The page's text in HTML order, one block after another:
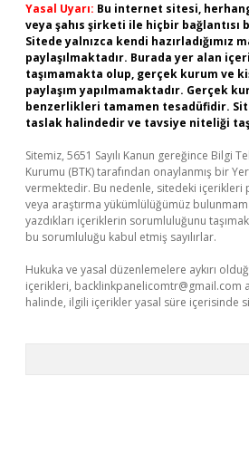
Yasal Uyarı: Bu internet sitesi,
veya şahıs şirketi ile hiçbir bağlantısı
Sitede yalnızca kendi hazırladığımız
paylaşılmaktadır. Burada yer alan
taşımamakta olup, gerçek kurum ve
paylaşım yapılmamaktadır. Gerçek
benzerlikleri tamamen tesadüfidir.
taslak halindedir ve tavsiye niteliği
Sitemiz, 5651 Sayılı Kanun gereğince Bilgi
Kurumu (BTK) tarafından onaylanmış bir
vermektedir. Bu nedenle, sitedeki
veya araştırma yükümlülüğümüz
yazdıkları içeriklerin sorumluluğunu
bu sorumluluğu kabul etmiş sayılırlar.
Hukuka ve yasal düzenlemelere aykırı
içerikleri, backlinkpanelicomtr@gmail.com
halinde, ilgili içerikler yasal süre içerisinde